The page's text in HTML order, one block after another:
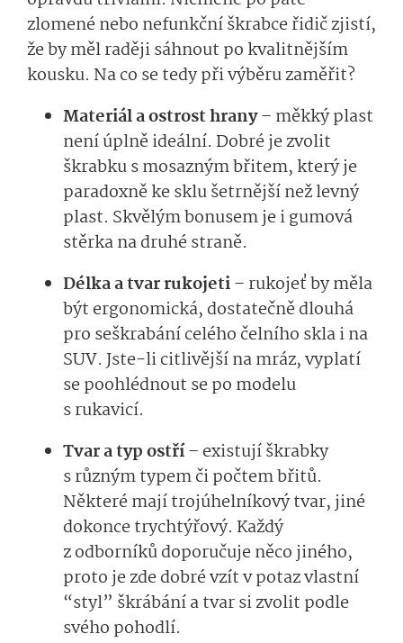
zlomené nebo nefunkční škrabce řidič zjistí,
že by měl raději sáhnout po kvalitnějším
kousku. Na co se tedy při výběru zaměřit?
Materiál a ostrost hrany– měkký plast
není úplně ideální. Dobré je zvolit
škrabku s mosazným břitem, který je
paradoxně ke sklu šetrnější než levný
plast. Skvělým bonusem je i gumová
stěrka na druhé straně.
Délka a tvar rukojeti– rukojeť by měla
být ergonomická, dostatečně dlouhá
pro seškrabání celého čelního skla i na
SUV. Jste-li citlivější na mráz, vyplatí
se poohlédnout se po modelu
s rukavicí.
Tvar a typ ostří– existují škrabky
s různým typem či počtem břitů.
Některé mají trojúhelníkový tvar, jiné
dokonce trychtýřový. Každý
z odborníků doporučuje něco jiného,
proto je zde dobré vzít v potaz vlastní
“styl” škrábání a tvar si zvolit podle
svého pohodlí.